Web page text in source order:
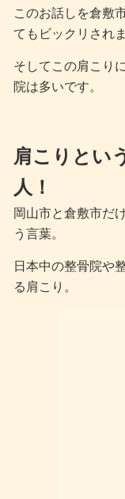
このお話しを倉敷
てもビックリされま
そしてこの肩こり
院は多いです。
肩こりとい
人！
岡山市と倉敷市だ
う言葉。
日本中の整骨院や
る肩こり。